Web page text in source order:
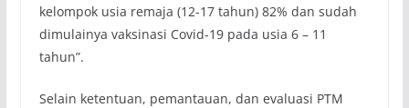
kelompok usia remaja (12-17 tahun) 82% dan sudah
dimulainya vaksinasi Covid-19 pada usia 6 – 11
tahun”.
Selain ketentuan, pemantauan, dan evaluasi PTM